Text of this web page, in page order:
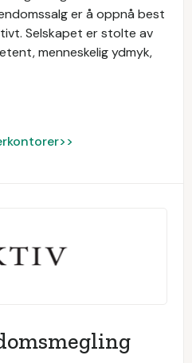
er å oppnå best
Selskapet er stolte av
menneskelig ydmyk,